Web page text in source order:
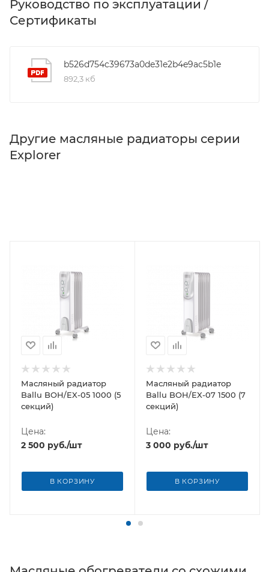
Руководство по эксплуатации /
Сертификаты
b526d754c39673a0de31e2b4e9ac5b1e
892,3 кб
Другие масляные радиаторы серии
Explorer
Масляный радиатор
Ballu BOH/EX-05 1000 (5
секций)
Цена:
2 500 руб./шт
В КОРЗИНУ
Масляный радиатор
Ballu BOH/EX-07 1500 (7
секций)
Цена:
3 000 руб./шт
В КОРЗИНУ